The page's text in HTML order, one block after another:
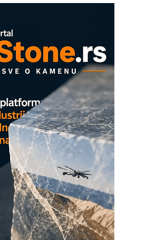
podižu proizvodnju
različitih oblika
- Lim i mašine za savremena
plast d.o.o.- vaš pouzdan
svoju toplinsku